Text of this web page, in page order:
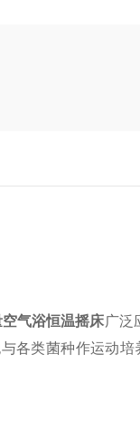
气浴恒温摇床广泛
各类菌种作运动